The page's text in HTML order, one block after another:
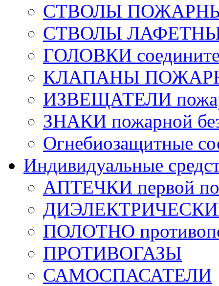
СТВОЛЫ
СТВОЛЫ
ГОЛОВКИ
КЛАПАНЫ
ИЗВЕЩАТЕЛИ
ЗНАКИ пожарной
Огнебиозащитные
Индивидуальные
АПТЕЧКИ первой
ДИЭЛЕКТРИЧЕСКИЕ
ПОЛОТНО
ПРОТИВОГАЗЫ
САМОСПАСАТЕЛИ